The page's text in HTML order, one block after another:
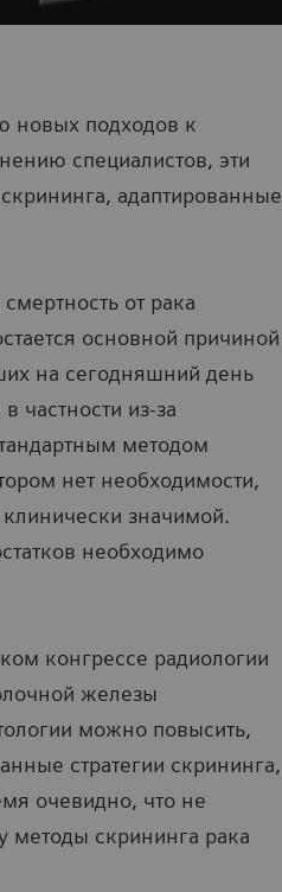
новых подходов к
специалистов, эти
адаптированные
от рака
основной причиной
на сегодняшний день
частности из-за
методом
нет необходимости,
значимой.
необходимо
конгрессе радиологии
железы
можно повысить,
стратегии скрининга,
очевидно, что не
методы скрининга рака